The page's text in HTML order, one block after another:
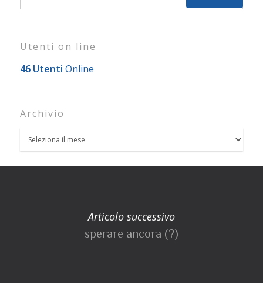
Utenti on line
46 Utenti Online
Archivio
Articolo successivo
sperare ancora (?)